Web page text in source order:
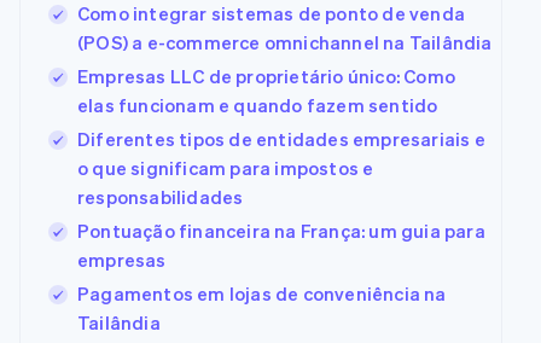
Radar
Prevenção de fraudes
Atlas
Incorporação de startups
Climate
Remoção de carbono
Identity
Verificação de identidade
Ecossistema
Parceiros
Marketplace
Como integrar sistemas de ponto de venda
(POS) a e-commerce omnichannel na Tailândia
Empresas LLC de proprietário único: Como
elas funcionam e quando fazem sentido
Diferentes tipos de entidades empresariais e
o que significam para impostos e
responsabilidades
Pontuação financeira na França: um guia para
empresas
Pagamentos em lojas de conveniência na
Tailândia